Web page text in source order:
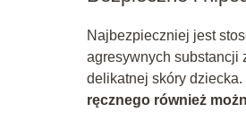
Najbezpieczniej jest
agresywnych substancji
delikatnej skóry
ręcznego również